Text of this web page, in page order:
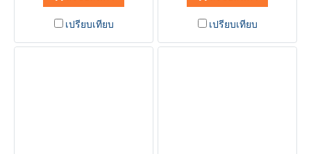
เปรียบเทียบ เปรียบเทียบ